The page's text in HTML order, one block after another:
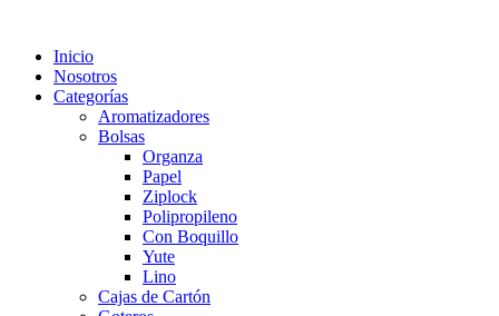
Inicio
Nosotros
Categorías
Aromatizadores
Bolsas
Organza
Papel
Ziplock
Polipropileno
Con Boquillo
Yute
Lino
Cajas de Cartón